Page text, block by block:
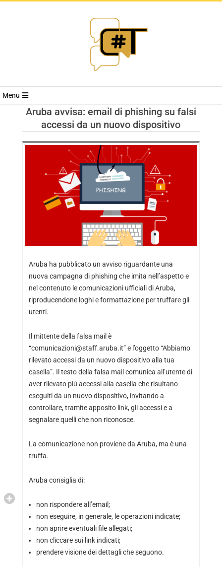
RIVISTA
TRENDS
Menu
Aruba avvisa: email di phishing su falsi
accessi da un nuovo dispositivo
Aruba ha pubblicato un avviso riguardante una
nuova campagna di phishing che imita nell’aspetto e
nel contenuto le comunicazioni ufficiali di Aruba,
riproducendone loghi e formattazione per truffare gli
utenti.
Il mittente della falsa mail è
“comunicazioni@staff.aruba.it” e l’oggetto “Abbiamo
rilevato accessi da un nuovo dispositivo alla tua
casella”. Il testo della falsa mail comunica all’utente di
aver rilevato più accessi alla casella che risultano
eseguiti da un nuovo dispositivo, invitando a
controllare, tramite apposito link, gli accessi e a
segnalare quelli che non riconosce.
La comunicazione non proviene da Aruba, ma è una
truffa.
Aruba consiglia di:
non rispondere all’email;
non eseguire, in generale, le operazioni indicate;
non aprire eventuali file allegati;
non cliccare sui link indicati;
prendere visione dei dettagli che seguono.